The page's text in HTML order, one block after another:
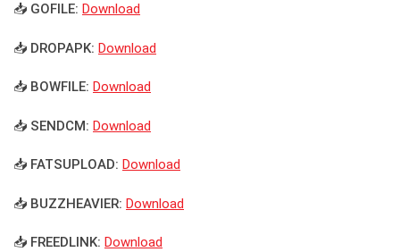
📥 GOFILE: Download
📥 DROPAPK: Download
📥 BOWFILE: Download
📥 SENDCM: Download
📥 FATSUPLOAD: Download
📥 BUZZHEAVIER: Download
📥 FREEDLINK: Download